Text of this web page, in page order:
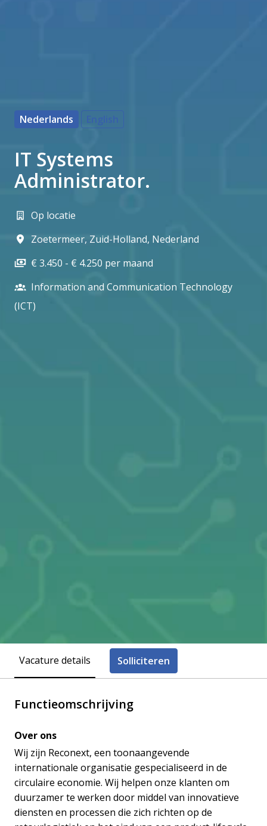
Nederlands English
IT Systems
Administrator.
Op locatie
Zoetermeer, Zuid-Holland, Nederland
€ 3.450 - € 4.250 per maand
Information and Communication Technology
(ICT)
Vacature details Solliciteren
Functieomschrijving
Over ons
Wij zijn Reconext, een toonaangevende
internationale organisatie gespecialiseerd in de
circulaire economie. Wij helpen onze klanten om
duurzamer te werken door middel van innovatieve
diensten en processen die zich richten op de